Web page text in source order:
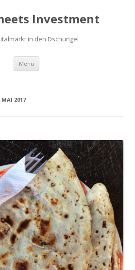
Investment
in den Dschungel
Menü Springe
Inhalt
MAI 2017